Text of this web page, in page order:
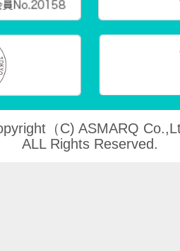
（C) ASMARQ
ALL Rights Reserved.